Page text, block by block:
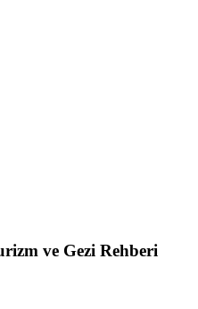
ve Gezi Rehberi